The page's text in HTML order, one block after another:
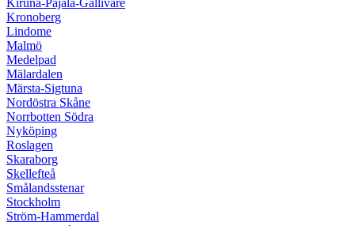
Kronoberg
Lindome
Malmö
Medelpad
Mälardalen
Märsta-Sigtuna
Nordöstra Skåne
Norrbotten Södra
Nyköping
Roslagen
Skaraborg
Skellefteå
Smålandsstenar
Stockholm
Ström-Hammerdal